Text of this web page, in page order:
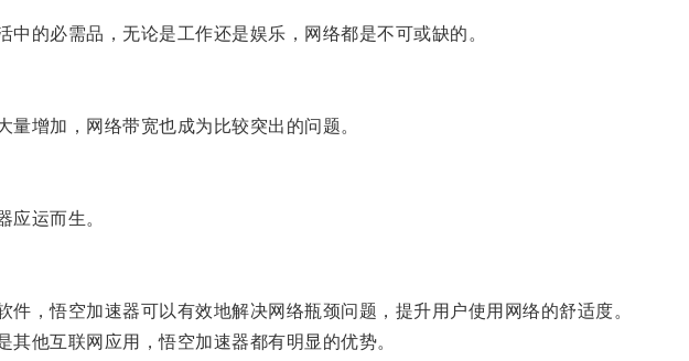
的必需品，无论是工作还是娱乐，网络都是不可或缺的。
增加，网络带宽也成为比较突出的问题。
运而生。
，悟空加速器可以有效地解决网络瓶颈问题，提升用户使用网络的舒适度。
他互联网应用，悟空加速器都有明显的优势。